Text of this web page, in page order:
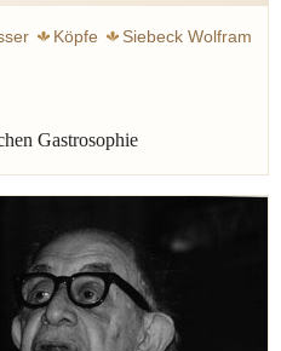
Köpfe Siebeck Wolfram
Gastrosophie